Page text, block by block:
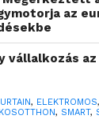
kell, a
az
vállalkozás
, ELEKTROMOS,
, SMART,